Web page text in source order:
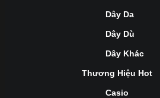
Dây Da
Dây Dù
Dây Khác
Thương Hiệu Hot
Casio